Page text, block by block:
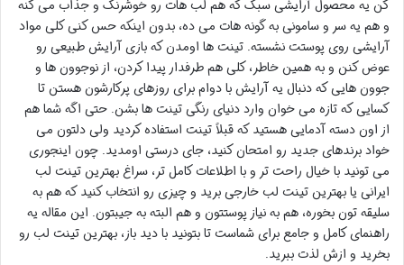
کن یه محصول آرایشی سبک که هم لب هات رو خوشرنگ و جذاب می کنه
و هم یه سر و سامونی به گونه هات می ده، بدون اینکه حس کنی کلی مواد
آرایشی روی پوستت نشسته. تینت ها اومدن که بازی آرایش طبیعی رو
عوض کنن و به همین خاطر، کلی هم طرفدار پیدا کردن، از نوجوون ها و
جوون هایی که دنبال یه آرایش با دوام برای روزهای پرکارشون هستن تا
کسایی که تازه می خوان وارد دنیای رنگی تینت ها بشن. حتی اگه شما هم
از اون دسته آدمایی هستید که قبلاً تینت استفاده کردید ولی دلتون می
خواد برندهای جدید رو امتحان کنید، جای درستی اومدید. چون اینجوری
می تونید با خیال راحت تر و با اطلاعات کامل تر، سراغ بهترین تینت لب
ایرانی یا بهترین تینت لب خارجی برید و چیزی رو انتخاب کنید که هم به
سلیقه تون بخوره، هم به نیاز پوستتون و هم البته به جیبتون. این مقاله یه
راهنمای کامل و جامع برای شماست تا بتونید با دید باز، بهترین تینت لب رو
بخرید و ازش لذت ببرید.